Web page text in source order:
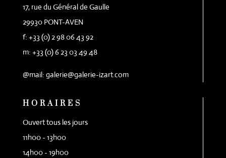
17, rue du Général de Gaulle
29930 PONT-AVEN
f: +33 (0) 2 98 06 43 92
m: +33 (0) 6 23 03 49 48
@mail: galerie@galerie-izart.com
HORAIRES
Ouvert tous les jours
11h00 - 13h00
14h00 - 19h00